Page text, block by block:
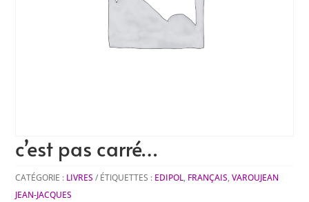
c’est pas carré…
CATÉGORIE : LIVRES ÉTIQUETTES : EDIPOL, FRANÇAIS,VAROUJEAN
JEAN-JACQUES